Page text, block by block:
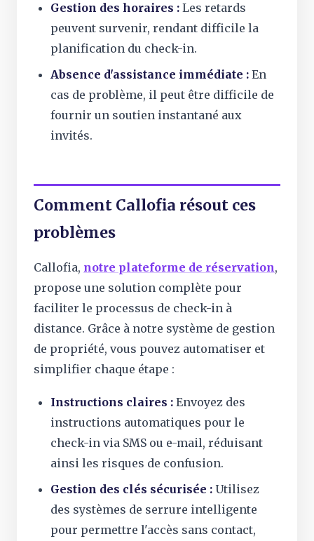
Gestion des horaires : Les retards
peuvent survenir, rendant difficile la
planification du check-in.
Absence d'assistance immédiate : En
cas de problème, il peut être difficile de
fournir un soutien instantané aux
invités.
Comment Callofia résout ces
problèmes
Callofia, notre plateforme de réservation,
propose une solution complète pour
faciliter le processus de check-in à
distance. Grâce à notre système de gestion
de propriété, vous pouvez automatiser et
simplifier chaque étape :
Instructions claires : Envoyez des
instructions automatiques pour le
check-in via SMS ou e-mail, réduisant
ainsi les risques de confusion.
Gestion des clés sécurisée : Utilisez
des systèmes de serrure intelligente
pour permettre l'accès sans contact,